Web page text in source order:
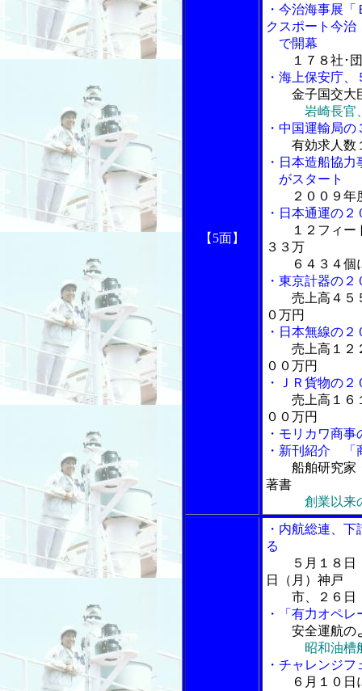
【5面】
・今治海事展
クスポート今治
で開幕
１７８社･
・海上保安庁
金子国交大
岩崎長官
・中国運輸局
有効求人数
・日本造船協
がスタート
２００９年
・日本通運の
１２フィ
３３万
６４３４個
・東京計器の
売上高４５
０万円
・日本無線の
売上高１２
００万円
・ＪＲ貨物の
売上高１６
００万円
・モリカワ商
・新刊紹介 「
船舶研究家
著書
創業以来
・内航総連、
る
５月１８
日（月）神戸
市、２６日（
・「有力オペ
安全運航の
昭和油
・チャレンジ
６月１０日